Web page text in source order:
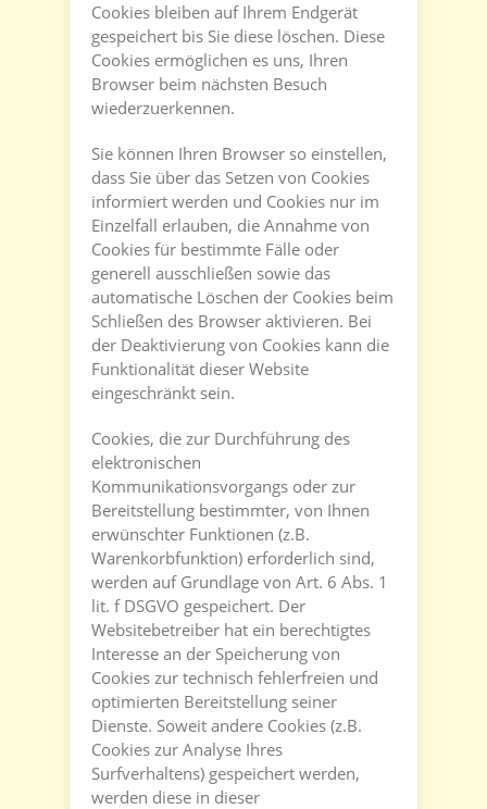
Cookies bleiben auf Ihrem Endgerät
gespeichert bis Sie diese löschen. Diese
Cookies ermöglichen es uns, Ihren
Browser beim nächsten Besuch
wiederzuerkennen.
Sie können Ihren Browser so einstellen,
dass Sie über das Setzen von Cookies
informiert werden und Cookies nur im
Einzelfall erlauben, die Annahme von
Cookies für bestimmte Fälle oder
generell ausschließen sowie das
automatische Löschen der Cookies beim
Schließen des Browser aktivieren. Bei
der Deaktivierung von Cookies kann die
Funktionalität dieser Website
eingeschränkt sein.
Cookies, die zur Durchführung des
elektronischen
Kommunikationsvorgangs oder zur
Bereitstellung bestimmter, von Ihnen
erwünschter Funktionen (z.B.
Warenkorbfunktion) erforderlich sind,
werden auf Grundlage von Art. 6 Abs. 1
lit. f DSGVO gespeichert. Der
Websitebetreiber hat ein berechtigtes
Interesse an der Speicherung von
Cookies zur technisch fehlerfreien und
optimierten Bereitstellung seiner
Dienste. Soweit andere Cookies (z.B.
Cookies zur Analyse Ihres
Surfverhaltens) gespeichert werden,
werden diese in dieser